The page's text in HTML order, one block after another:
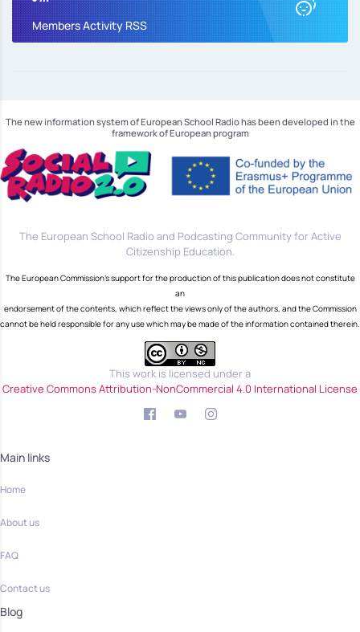
Members Activity RSS
The new information system of European School Radio has been developed in the
framework of European program
The European School Radio and Podcasting Community for Active
Citizenship Education.
The European Commission's support for the production of this publication does not constitute
an
endorsement of the contents, which reflect the views only of the authors, and the Commission
cannot be held responsible for any use which may be made of the information contained therein.
This work is licensed under a
Creative Commons Attribution-NonCommercial 4.0 International License
Main links
Home
About us
FAQ
Contact us
Blog